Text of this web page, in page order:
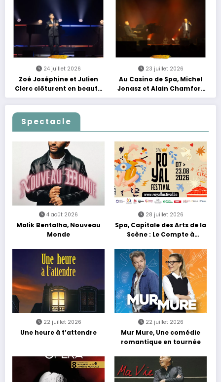
24 juillet 2026
Zoé Joséphine et Julien
Clerc clôturent en beauté
Les Nuits Francofolies au
Casino
23 juillet 2026
Au Casino de Spa, Michel
Jonasz et Alain Chamfort
célèbrent le temps qui
passe… sans jamais céder
Spectacle
4 août 2026
Malik Bentalha, Nouveau
Monde
28 juillet 2026
Spa, Capitale des Arts de la
Scène : Le Compte à
22 juillet 2026
Une heure à t’attendre
22 juillet 2026
Mur Mure, Une comédie
romantique en tournée